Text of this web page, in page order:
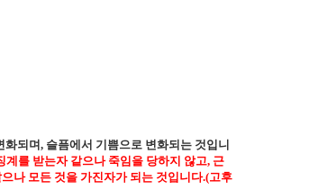
화되며 , 슬픔에서 기쁨으로 변화되는 것입니
계를 받는자 같으나 죽임을 당하지 않고, 근
나 모든 것을 가진자가 되는 것입니다.(고후